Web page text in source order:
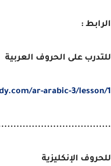
الرابط :
للتدرب على الحروف العربية
ar-arabic-3/lesson/1
للحروف الإنكليزية